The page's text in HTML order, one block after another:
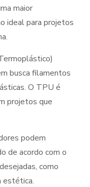
maior
ideal para projetos
busca filamentos
O TPU é
projetos que
podem
de acordo com o
como
estética.